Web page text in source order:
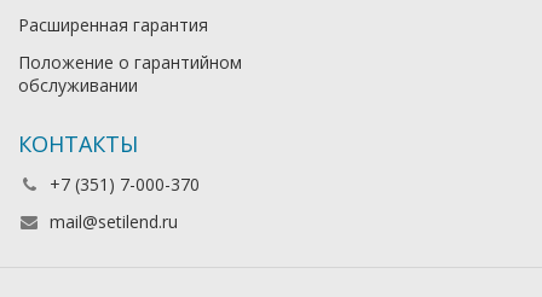
Расширенная гарантия
Положение о гарантийном
обслуживании
КОНТАКТЫ
+7 (351) 7-000-370
mail@setilend.ru